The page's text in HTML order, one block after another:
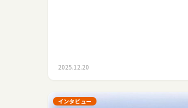
2025.12.20
インタビュー